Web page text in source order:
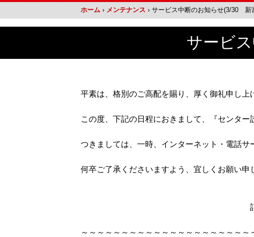
ホーム › メンテナンス › サービス中断のお知らせ(3/30 新
サービ
平素は、格別のご高配を賜り、厚く御礼申し上
この度、下記の日程におきまして、『センター
つきましては、一時、インターネット・電話サ
何卒ご了承くださいますよう、宜しくお願い申
～～～～～～～～～～～～～～～～～～～～～